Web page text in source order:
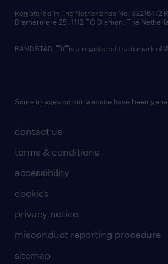
contact us
terms & conditions
accessibility
cookies
privacy notice
misconduct reporting procedure
sitemap
Registered in The Netherlands No: 33216172
Diemermere 25, 1112 TC Diemen, The
RANDSTAD, is a registered trademark of
Some images on our website have been